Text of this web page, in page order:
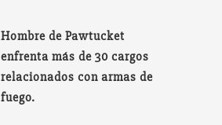
Hombre de Pawtucket
enfrenta más de 30 cargos
relacionados con armas de
fuego.